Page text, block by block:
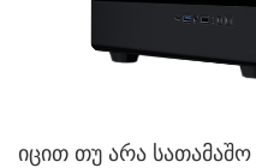
იცით თუ არა სათამაშო